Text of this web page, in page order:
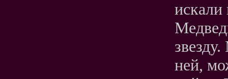
искали
ней,